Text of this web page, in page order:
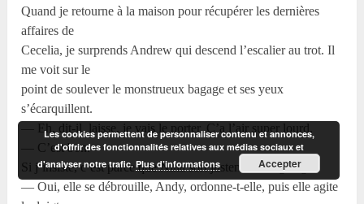
Quand je retourne à la maison pour récupérer les dernières
affaires de
Cecelia, je surprends Andrew qui descend l’escalier au trot. Il
me voit sur le
point de soulever le monstrueux bagage et ses yeux
s’écarquillent.
— Eh, dit-il, laisse, je vais le porter. Ç’a l’air super lourd.
— C’est bon.
Si j’insiste, c’est parce que Nina sort justement du garage.
— Oui, elle se débrouille, Andy, ordonne-t-elle, puis elle agite
Les cookies permettent de personnaliser contenu et annonces,
d'offrir des fonctionnalités relatives aux médias sociaux et
d'analyser notre trafic.Plus d’informations Accepter